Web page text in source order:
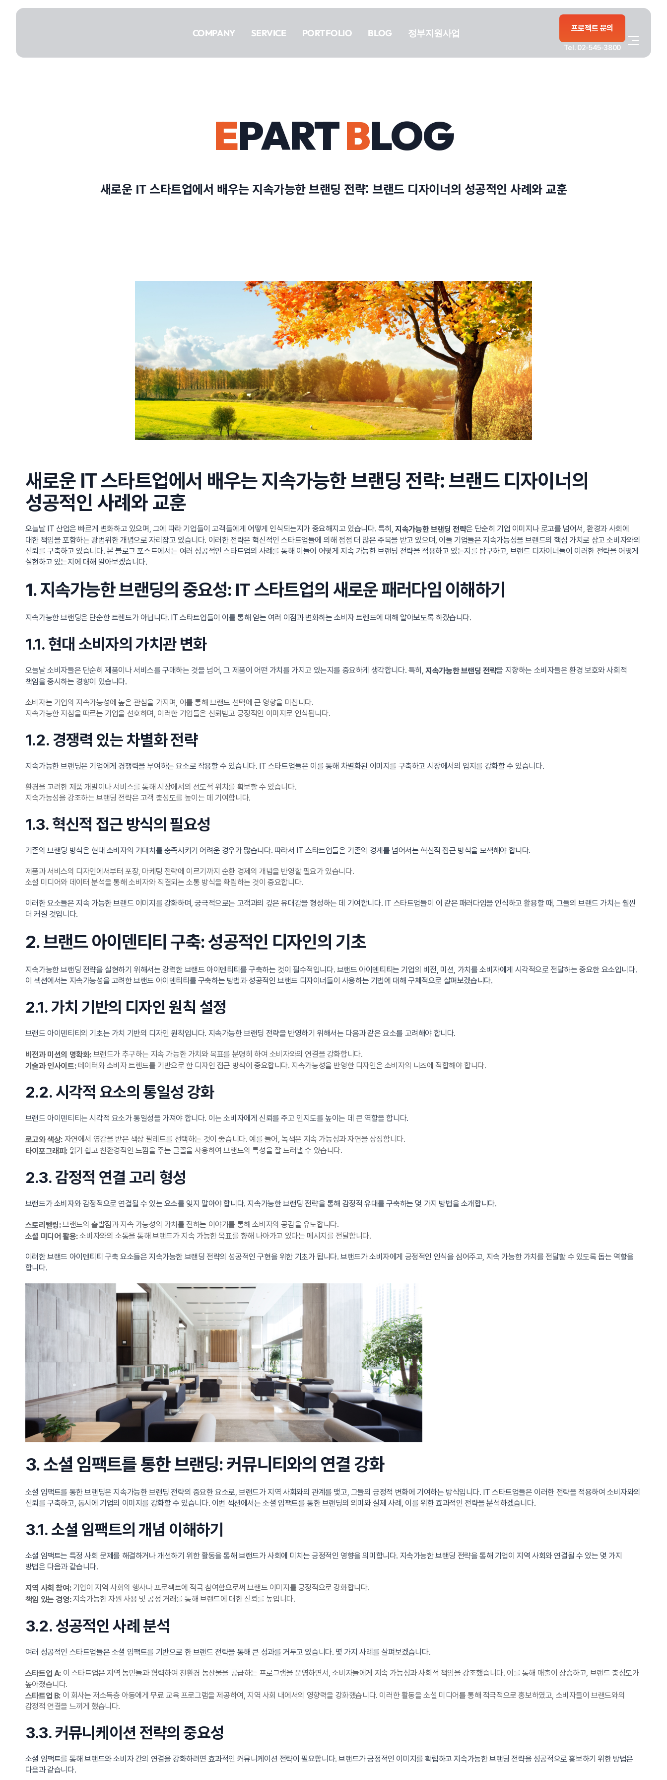
건너뛰기
COMPANY SERVICE PORTFOLIO BLOG 정부지원사업 프로젝트 문의
Tel. 02-545-3800
PORTFOLIO
정부지원사업
EPARTBLOG
새로운 IT 스타트업에서 배우는 지속가능한 브랜딩 전략: 브랜드 디자이너의 성공적인 사례와 교훈
새로운 IT 스타트업에서 배우는 지속가능한 브랜딩 전략: 브랜드 디자이너의
성공적인 사례와 교훈
오늘날 IT 산업은 빠르게 변화하고 있으며, 그에 따라 기업들이 고객들에게 어떻게 인식되는지가 중요해지고 있습니다. 특히,지속가능한 브랜딩 전략은 단순히 기업 이미지나 로고를 넘어서, 환경과 사회에
대한 책임을 포함하는 광범위한 개념으로 자리잡고 있습니다. 이러한 전략은 혁신적인 스타트업들에 의해 점점 더 많은 주목을 받고 있으며, 이들 기업들은 지속가능성을 브랜드의 핵심 가치로 삼고 소비자와의
신뢰를 구축하고 있습니다. 본 블로그 포스트에서는 여러 성공적인 스타트업의 사례를 통해 이들이 어떻게 지속 가능한 브랜딩 전략을 적용하고 있는지를 탐구하고, 브랜드 디자이너들이 이러한 전략을 어떻게
실현하고 있는지에 대해 알아보겠습니다.
1. 지속가능한 브랜딩의 중요성: IT 스타트업의 새로운 패러다임 이해하기
지속가능한 브랜딩은 단순한 트렌드가 아닙니다. IT 스타트업들이 이를 통해 얻는 여러 이점과 변화하는 소비자 트렌드에 대해 알아보도록 하겠습니다.
1.1. 현대 소비자의 가치관 변화
오늘날 소비자들은 단순히 제품이나 서비스를 구매하는 것을 넘어, 그 제품이 어떤 가치를 가지고 있는지를 중요하게 생각합니다. 특히,지속가능한 브랜딩 전략을 지향하는 소비자들은 환경 보호와 사회적
책임을 중시하는 경향이 있습니다.
소비자는 기업의 지속가능성에 높은 관심을 가지며, 이를 통해 브랜드 선택에 큰 영향을 미칩니다.
지속가능한 지침을 따르는 기업을 선호하며, 이러한 기업들은 신뢰받고 긍정적인 이미지로 인식됩니다.
1.2. 경쟁력 있는 차별화 전략
지속가능한 브랜딩은 기업에게 경쟁력을 부여하는 요소로 작용할 수 있습니다. IT 스타트업들은 이를 통해 차별화된 이미지를 구축하고 시장에서의 입지를 강화할 수 있습니다.
환경을 고려한 제품 개발이나 서비스를 통해 시장에서의 선도적 위치를 확보할 수 있습니다.
지속가능성을 강조하는 브랜딩 전략은 고객 충성도를 높이는 데 기여합니다.
1.3. 혁신적 접근 방식의 필요성
기존의 브랜딩 방식은 현대 소비자의 기대치를 충족시키기 어려운 경우가 많습니다. 따라서 IT 스타트업들은 기존의 경계를 넘어서는 혁신적 접근 방식을 모색해야 합니다.
제품과 서비스의 디자인에서부터 포장, 마케팅 전략에 이르기까지 순환 경제의 개념을 반영할 필요가 있습니다.
소셜 미디어와 데이터 분석을 통해 소비자와 직결되는 소통 방식을 확립하는 것이 중요합니다.
이러한 요소들은 지속 가능한 브랜드 이미지를 강화하며, 궁극적으로는 고객과의 깊은 유대감을 형성하는 데 기여합니다. IT 스타트업들이 이 같은 패러다임을 인식하고 활용할 때, 그들의 브랜드 가치는 훨씬
더 커질 것입니다.
2. 브랜드 아이덴티티 구축: 성공적인 디자인의 기초
지속가능한 브랜딩 전략을 실현하기 위해서는 강력한 브랜드 아이덴티티를 구축하는 것이 필수적입니다. 브랜드 아이덴티티는 기업의 비전, 미션, 가치를 소비자에게 시각적으로 전달하는 중요한 요소입니다.
이 섹션에서는 지속가능성을 고려한 브랜드 아이덴티티를 구축하는 방법과 성공적인 브랜드 디자이너들이 사용하는 기법에 대해 구체적으로 살펴보겠습니다.
2.1. 가치 기반의 디자인 원칙 설정
브랜드 아이덴티티의 기초는 가치 기반의 디자인 원칙입니다. 지속가능한 브랜딩 전략을 반영하기 위해서는 다음과 같은 요소를 고려해야 합니다.
비전과 미션의 명확화:브랜드가 추구하는 지속 가능한 가치와 목표를 분명히 하여 소비자와의 연결을 강화합니다.
기술과 인사이트:데이터와 소비자 트렌드를 기반으로 한 디자인 접근 방식이 중요합니다. 지속가능성을 반영한 디자인은 소비자의 니즈에 적합해야 합니다.
2.2. 시각적 요소의 통일성 강화
브랜드 아이덴티티는 시각적 요소가 통일성을 가져야 합니다. 이는 소비자에게 신뢰를 주고 인지도를 높이는 데 큰 역할을 합니다.
로고와 색상:자연에서 영감을 받은 색상 팔레트를 선택하는 것이 좋습니다. 예를 들어, 녹색은 지속 가능성과 자연을 상징합니다.
타이포그래피:읽기 쉽고 친환경적인 느낌을 주는 글꼴을 사용하여 브랜드의 특성을 잘 드러낼 수 있습니다.
2.3. 감정적 연결 고리 형성
브랜드가 소비자와 감정적으로 연결될 수 있는 요소를 잊지 말아야 합니다. 지속가능한 브랜딩 전략을 통해 감정적 유대를 구축하는 몇 가지 방법을 소개합니다.
스토리텔링:브랜드의 출발점과 지속 가능성의 가치를 전하는 이야기를 통해 소비자의 공감을 유도합니다.
소셜 미디어 활용:소비자와의 소통을 통해 브랜드가 지속 가능한 목표를 향해 나아가고 있다는 메시지를 전달합니다.
이러한 브랜드 아이덴티티 구축 요소들은 지속가능한 브랜딩 전략의 성공적인 구현을 위한 기초가 됩니다. 브랜드가 소비자에게 긍정적인 인식을 심어주고, 지속 가능한 가치를 전달할 수 있도록 돕는 역할을
합니다.
3. 소셜 임팩트를 통한 브랜딩: 커뮤니티와의 연결 강화
소셜 임팩트를 통한 브랜딩은 지속가능한 브랜딩 전략의 중요한 요소로, 브랜드가 지역 사회와의 관계를 맺고, 그들의 긍정적 변화에 기여하는 방식입니다. IT 스타트업들은 이러한 전략을 적용하여 소비자와의
신뢰를 구축하고, 동시에 기업의 이미지를 강화할 수 있습니다. 이번 섹션에서는 소셜 임팩트를 통한 브랜딩의 의미와 실제 사례, 이를 위한 효과적인 전략을 분석하겠습니다.
3.1. 소셜 임팩트의 개념 이해하기
소셜 임팩트는 특정 사회 문제를 해결하거나 개선하기 위한 활동을 통해 브랜드가 사회에 미치는 긍정적인 영향을 의미합니다. 지속가능한 브랜딩 전략을 통해 기업이 지역 사회와 연결될 수 있는 몇 가지
방법은 다음과 같습니다.
지역 사회 참여:기업이 지역 사회의 행사나 프로젝트에 적극 참여함으로써 브랜드 이미지를 긍정적으로 강화합니다.
책임 있는 경영:지속가능한 자원 사용 및 공정 거래를 통해 브랜드에 대한 신뢰를 높입니다.
3.2. 성공적인 사례 분석
여러 성공적인 스타트업들은 소셜 임팩트를 기반으로 한 브랜드 전략을 통해 큰 성과를 거두고 있습니다. 몇 가지 사례를 살펴보겠습니다.
스타트업 A:이 스타트업은 지역 농민들과 협력하여 친환경 농산물을 공급하는 프로그램을 운영하면서, 소비자들에게 지속 가능성과 사회적 책임을 강조했습니다. 이를 통해 매출이 상승하고, 브랜드 충성도가
높아졌습니다.
스타트업 B:이 회사는 저소득층 아동에게 무료 교육 프로그램을 제공하여, 지역 사회 내에서의 영향력을 강화했습니다. 이러한 활동을 소셜 미디어를 통해 적극적으로 홍보하였고, 소비자들이 브랜드와의
감정적 연결을 느끼게 했습니다.
3.3. 커뮤니케이션 전략의 중요성
소셜 임팩트를 통해 브랜드와 소비자 간의 연결을 강화하려면 효과적인 커뮤니케이션 전략이 필요합니다. 브랜드가 긍정적인 이미지를 확립하고 지속가능한 브랜딩 전략을 성공적으로 홍보하기 위한 방법은
다음과 같습니다.